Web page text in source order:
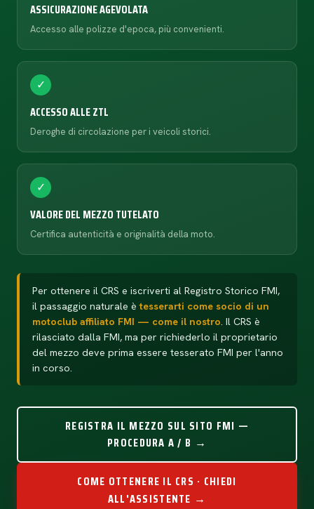
ASSICURAZIONE AGEVOLATA
Accesso alle polizze d'epoca, più convenienti.
✓
ACCESSO ALLE ZTL
Deroghe di circolazione per i veicoli storici.
✓
VALORE DEL MEZZO TUTELATO
Certifica autenticità e originalità della moto.
Per ottenere il CRS e iscriverti al Registro Storico FMI,
il passaggio naturale ètesserarti come socio di un
motoclub affiliato FMI — come il nostro. Il CRS è
rilasciato dalla FMI, ma per richiederlo il proprietario
del mezzo deve prima essere tesserato FMI per l'anno
in corso.
REGISTRA IL MEZZO SUL SITO FMI —
PROCEDURA A / B →
COME OTTENERE IL CRS · CHIEDI
ALL'ASSISTENTE →